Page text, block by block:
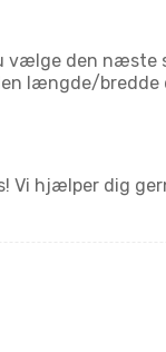
vælge den næste
længde/bredde
Vi hjælper dig